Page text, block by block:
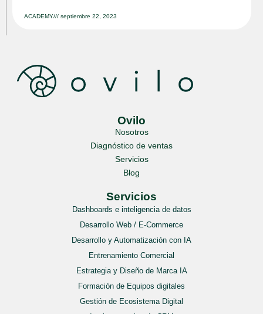
ACADEMY/// septiembre 22, 2023
Ovilo
Nosotros
Diagnóstico de ventas
Servicios
Blog
Servicios
Dashboards e inteligencia de datos
Desarrollo Web / E-Commerce
Desarrollo y Automatización con IA
Entrenamiento Comercial
Estrategia y Diseño de Marca IA
Formación de Equipos digitales
Gestión de Ecosistema Digital